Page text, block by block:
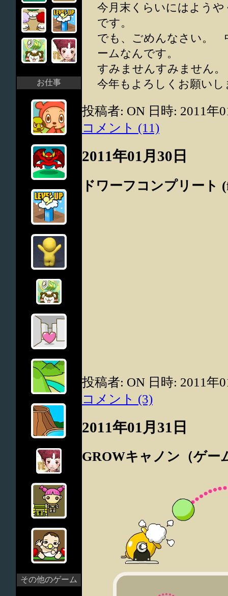
お仕事
その他のゲーム
今月末くらいにはよう
です。
でも、ごめんなさい。
ームなんです。
すみませんすみません。
今年もよろしくお願いし
投稿者: ON 日時: 2011年
コメント (11)
2011年01月30日
ドワーフコンプリート
投稿者: ON 日時: 2011年
コメント (3)
2011年01月31日
GROWキャノン（ゲー